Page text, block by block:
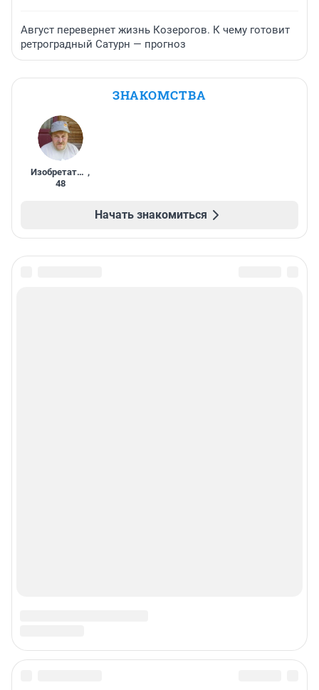
Август перевернет жизнь Козерогов. К чему готовит
ретроградный Сатурн — прогноз
ЗНАКОМСТВА
Изобретатель ,
48
Начать знакомиться